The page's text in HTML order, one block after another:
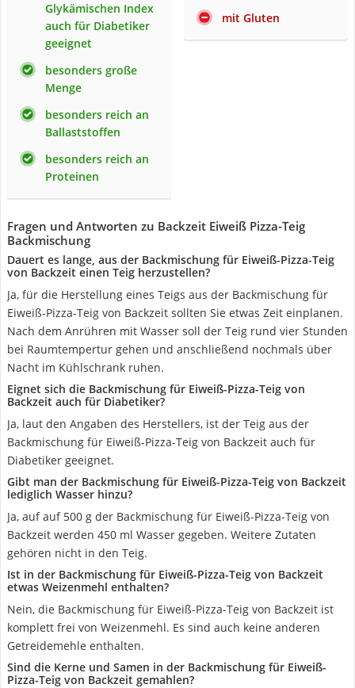
Glykämischen Index
auch für Diabetiker
geeignet
besonders große
Menge
besonders reich an
Ballaststoffen
besonders reich an
Proteinen
mit Gluten
Fragen und Antworten zu Backzeit Eiweiß Pizza-Teig
Backmischung
Dauert es lange, aus der Backmischung für Eiweiß-Pizza-Teig
von Backzeit einen Teig herzustellen?
Ja, für die Herstellung eines Teigs aus der Backmischung für
Eiweiß-Pizza-Teig von Backzeit sollten Sie etwas Zeit einplanen.
Nach dem Anrühren mit Wasser soll der Teig rund vier Stunden
bei Raumtempertur gehen und anschließend nochmals über
Nacht im Kühlschrank ruhen.
Eignet sich die Backmischung für Eiweiß-Pizza-Teig von
Backzeit auch für Diabetiker?
Ja, laut den Angaben des Herstellers, ist der Teig aus der
Backmischung für Eiweiß-Pizza-Teig von Backzeit auch für
Diabetiker geeignet.
Gibt man der Backmischung für Eiweiß-Pizza-Teig von Backzeit
lediglich Wasser hinzu?
Ja, auf auf 500 g der Backmischung für Eiweiß-Pizza-Teig von
Backzeit werden 450 ml Wasser gegeben. Weitere Zutaten
gehören nicht in den Teig.
Ist in der Backmischung für Eiweiß-Pizza-Teig von Backzeit
etwas Weizenmehl enthalten?
Nein, die Backmischung für Eiweiß-Pizza-Teig von Backzeit ist
komplett frei von Weizenmehl. Es sind auch keine anderen
Getreidemehle enthalten.
Sind die Kerne und Samen in der Backmischung für Eiweiß-
Pizza-Teig von Backzeit gemahlen?